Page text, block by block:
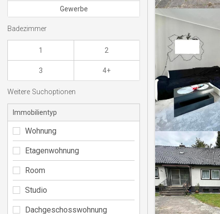
Gewerbe
Badezimmer
1 2
3 4+
Weitere Suchoptionen
Immobilientyp
Wohnung
Etagenwohnung
Room
Studio
Dachgeschosswohnung